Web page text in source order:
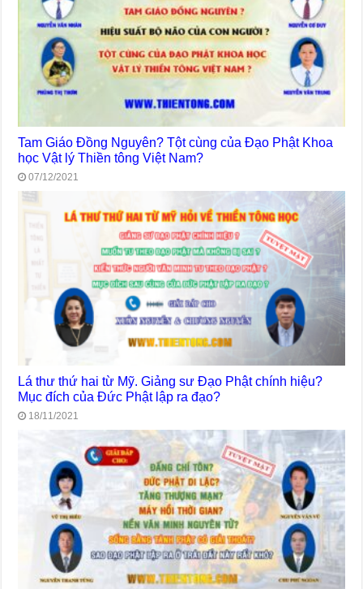
Tam Giáo Đồng Nguyên? Tột cùng của Đạo Phật Khoa
học Vật lý Thiền tông Việt Nam?
07/12/2021
Lá thư thứ hai từ Mỹ. Giảng sư Đạo Phật chính hiệu?
Mục đích của Đức Phật lập ra đạo?
18/11/2021